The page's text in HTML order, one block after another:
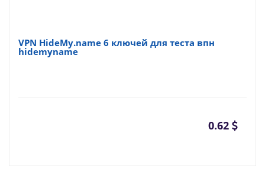
VPN HideMy.name 6 ключей для теста впн
hidemyname
0.62